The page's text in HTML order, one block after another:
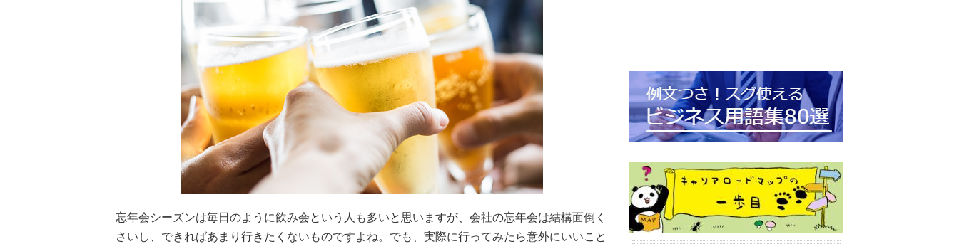
忘年会シーズンは毎日のように飲み会という人も多いと思いますが、会社の忘年会は結構面倒く
さいし、できればあまり行きたくないものですよね。でも、実際に行ってみたら意外にいいこと